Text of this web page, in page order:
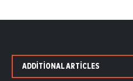
ADDITIONAL ARTICLES